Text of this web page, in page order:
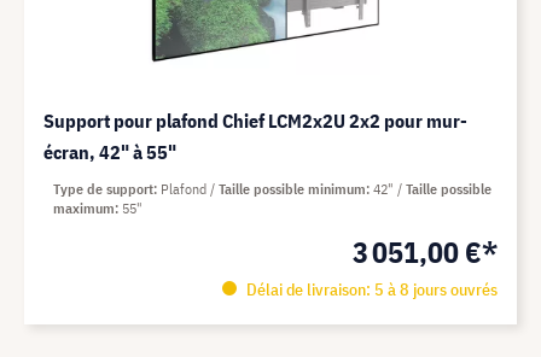
Support pour plafond Chief LCM2x2U 2x2 pour mur-
écran, 42" à 55"
3 051,00 €*
Délai de livraison: 5 à 8 jours ouvrés
Type de support Plafond Taille possible minimum 42"
Taille possible
maximum 55"